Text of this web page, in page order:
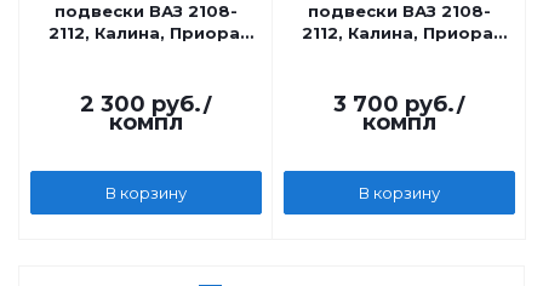
подвески ВАЗ 2108-
2112, Калина, Приора,
2 300 руб./
компл
В корзину
подвески ВАЗ 2108-
2112, Калина, Приора,
3 700 руб./
компл
В корзину